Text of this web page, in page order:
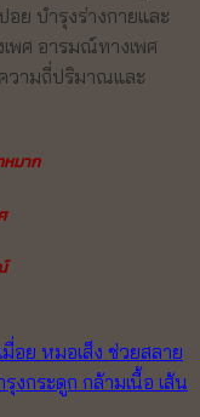
ย บำรุงร่างกายและ
พศ อารมณ์ทางเพศ
วามถี่ปริมาณและ
มาก